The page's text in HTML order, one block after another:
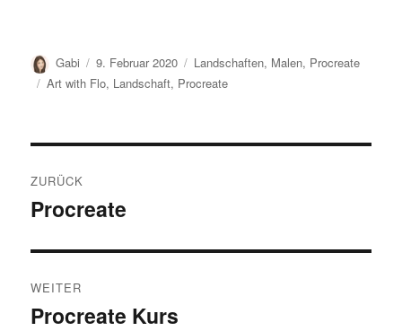
Autor
Gabi
Veröffentlicht
am
9. Februar 2020 Kategorien
Landschaften, Malen, Procreate
Schlagwörter
Art with Flo, Landschaft, Procreate
ZURÜCK
Vorheriger
Procreate
WEITER
Nächster
Procreate Kurs